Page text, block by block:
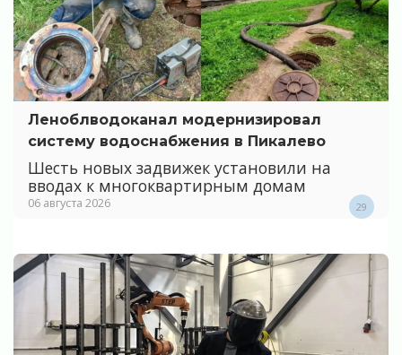
Леноблводоканал модернизировал
систему водоснабжения в Пикалево
Шесть новых задвижек установили на
вводах к многоквартирным домам
06 августа 2026 29